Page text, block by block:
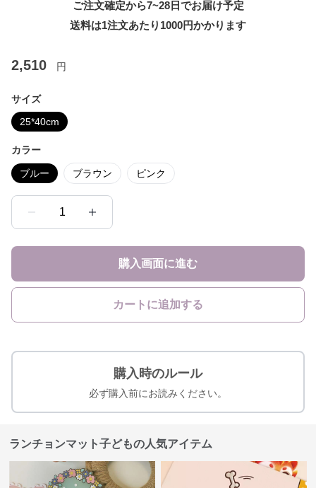
ご注文確定から7~28日でお届け予定
送料は1注文あたり 1000円かかります
2,510 円
サイズ
25*40cm
カラー
ブルー ブラウン ピンク
1
購入画面に進む
カートに追加する
購入時のルール
必ず購入前にお読みください。
ランチョンマット子どもの人気アイテム